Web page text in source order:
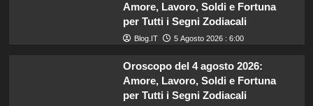
Amore, Lavoro, Soldi e Fortuna
per Tutti i Segni Zodiacali
Blog.IT 5 Agosto 2026 : 6:00
Oroscopo del 4 agosto 2026:
Amore, Lavoro, Soldi e Fortuna
per Tutti i Segni Zodiacali